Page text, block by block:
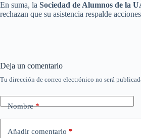
En suma, la Sociedad de Alumnos de la
rechazan que su asistencia respalde
Deja un comentario
Tu dirección de correo electrónico no será
Nombre*
Añadir comentario *